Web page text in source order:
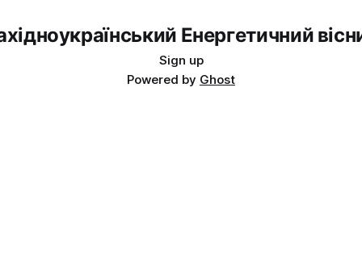
Енергетичний
Sign up
Powered by Ghost